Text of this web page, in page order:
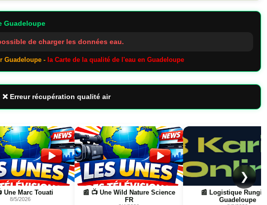
Guadeloupe
de charger les données eau.
Guadeloupe - la Carte de la qualité de l'eau en Guadeloupe
❌ Erreur récupération qualité air
Nature Science
FR
Page
📰 Logistique Rungis →
Guadeloupe
Page
📰 📺 Une La pétanque des
boulistenautes
❯